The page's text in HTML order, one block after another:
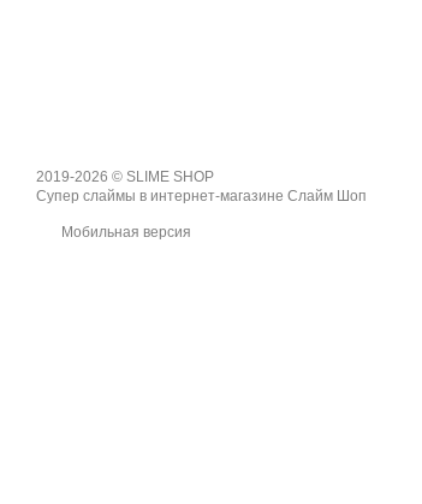
2019-2026 © SLIME SHOP
Супер слаймы в интернет-магазине Слайм Шоп
Мобильная версия